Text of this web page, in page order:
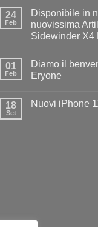
su
Diamo
il
benvenuto
24
Feb
Disponibile in
nuovissima
Sidewinder X4
su
Disponibile
in
nuovissima
01
Feb
Diamo il
Eryone
su
18
Set
Nuovi iPhone